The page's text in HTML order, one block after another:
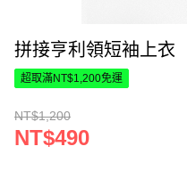
拼接亨利領短袖上衣
超取滿NT$1,200免運
NT$1,200
NT$490